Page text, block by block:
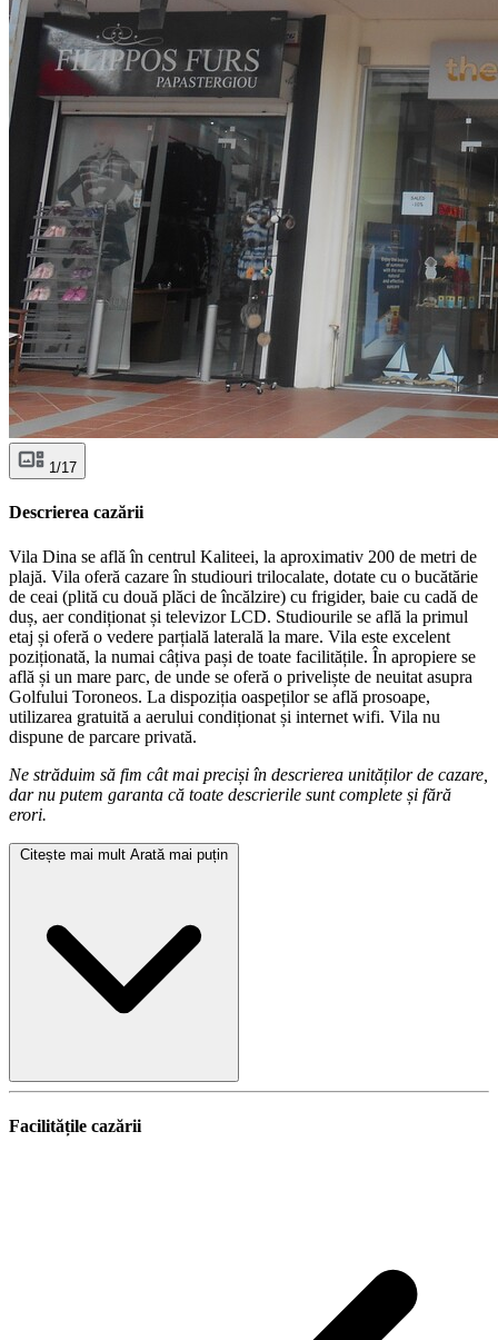
1/17
Descrierea cazării
Vila Dina se află în centrul Kaliteei, la aproximativ 200 de metri de
plajă. Vila oferă cazare în studiouri trilocalate, dotate cu o bucătărie
de ceai (plită cu două plăci de încălzire) cu frigider, baie cu cadă de
duș, aer condiționat și televizor LCD. Studiourile se află la primul
etaj și oferă o vedere parțială laterală la mare. Vila este excelent
poziționată, la numai câțiva pași de toate facilitățile. În apropiere se
află și un mare parc, de unde se oferă o priveliște de neuitat asupra
Golfului Toroneos. La dispoziția oaspeților se află prosoape,
utilizarea gratuită a aerului condiționat și internet wifi. Vila nu
dispune de parcare privată.
Ne străduim să fim cât mai preciși în descrierea unităților de cazare,
dar nu putem garanta că toate descrierile sunt complete și fără
erori.
Citește mai mult Arată mai puțin
Facilitățile cazării